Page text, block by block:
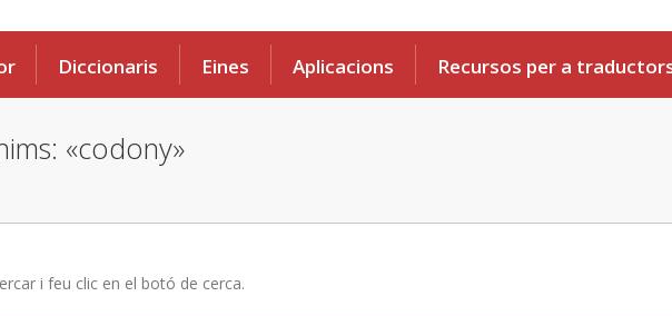
Diccionaris Eines Aplicacions Recursos per a
«codony»
i feu clic en el botó de cerca.